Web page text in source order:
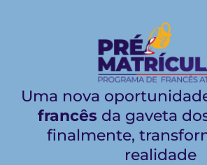
Uma nova
francês da gaveta
finalmente,
realidade